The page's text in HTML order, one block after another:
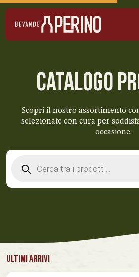
CATALOGO
Scopri il nostro assortimento
selezionate con cura per
occasione.
search
ULTIMI ARRIVI